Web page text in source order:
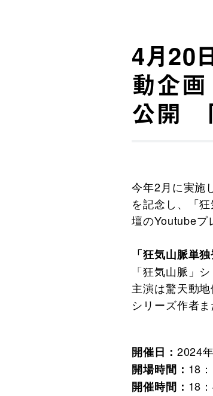
4月20
動企
公開
今年2月に実施
を記念し、「
壇のYoutubeプ
「狂気山脈単独
「狂気山脈」
主演は驚天動
シリーズ作者
開催日： 2024
開場時間： 18
開催時間： 18